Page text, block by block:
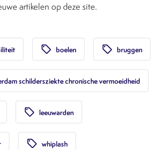
artikelen op deze site.
local_offer boelen local_offer bruggen
schildersziekte chronische vermoeidheid
local_offer leeuwarden
local_offer whiplash